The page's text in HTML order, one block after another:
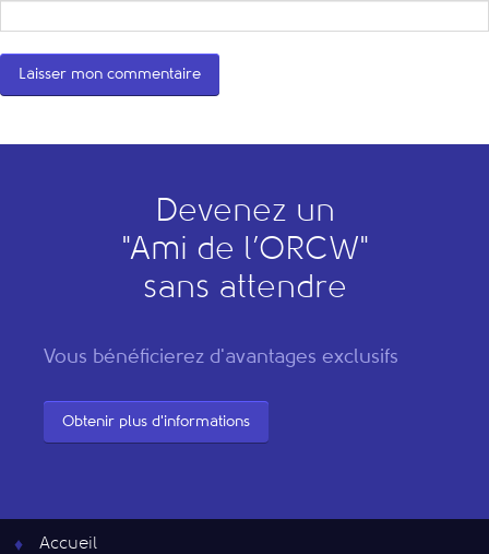
Devenez un
"Ami de l’ORCW"
sans attendre
Vous bénéficierez d'avantages exclusifs
Obtenir plus d'informations
Accueil